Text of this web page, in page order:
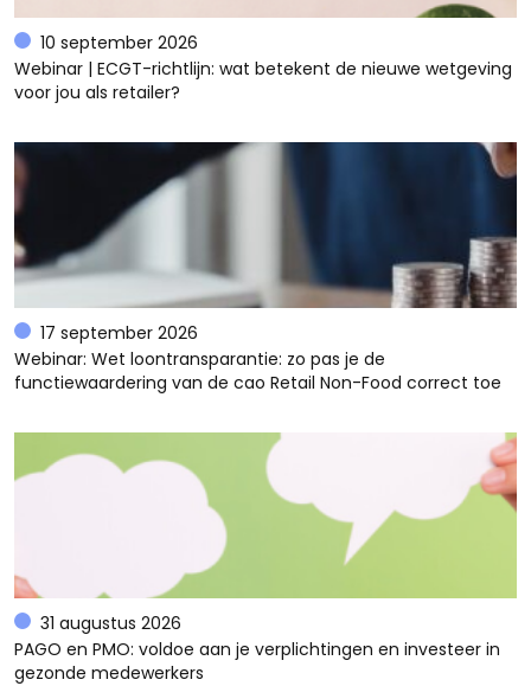
10 september 2026
Webinar | ECGT-richtlijn: wat betekent de nieuwe wetgeving
voor jou als retailer?
17 september 2026
Webinar: Wet loontransparantie: zo pas je de
functiewaardering van de cao Retail Non-Food correct toe
31 augustus 2026
PAGO en PMO: voldoe aan je verplichtingen en investeer in
gezonde medewerkers